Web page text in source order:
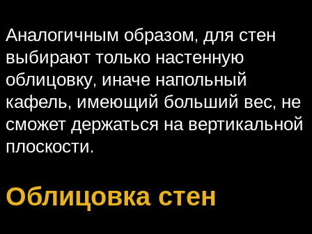
Аналогичным образом, для стен
выбирают только настенную
облицовку, иначе напольный
кафель, имеющий больший вес, не
сможет держаться на вертикальной
плоскости.
Облицовка стен